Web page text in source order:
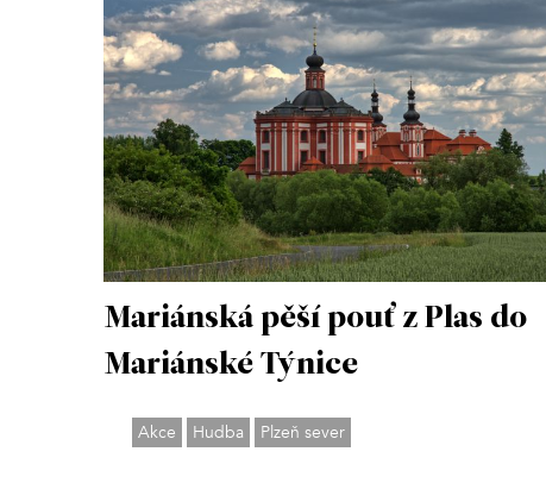
Mariánská pěší pouť z Plas do
Mariánské Týnice
Akce Hudba Plzeň sever